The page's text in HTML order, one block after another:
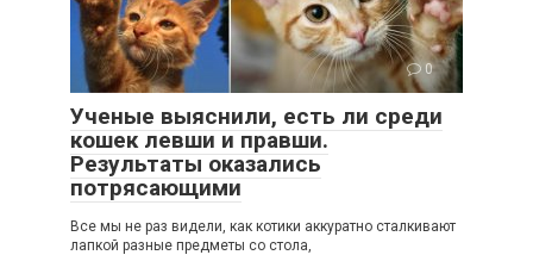
0
Ученые выяснили, есть ли среди
кошек левши и правши.
Результаты оказались
потрясающими
Все мы не раз видели, как котики аккуратно сталкивают
лапкой разные предметы со стола,